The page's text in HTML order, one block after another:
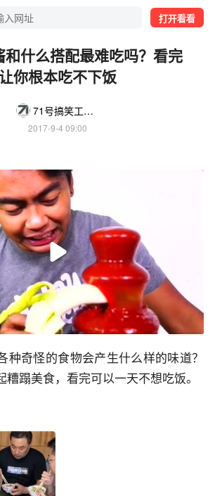
打开看看
和什么搭配最难吃吗？看完
让你根本吃不下饭
71号搞笑工作室
2017-9-4 09:00
种奇怪的食物会产生什么样的味道？
糟蹋美食，看完可以一天不想吃饭。